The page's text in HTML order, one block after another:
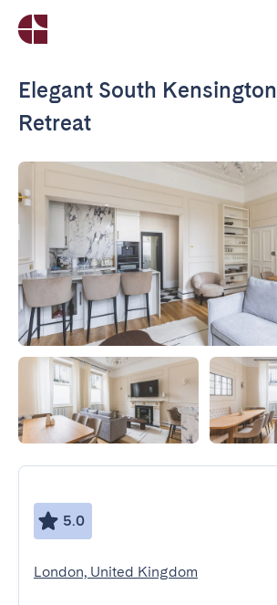
Elegant South Kensington
Retreat
5.0
London, United Kingdom